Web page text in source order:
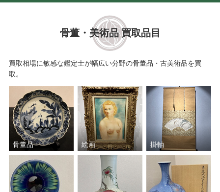
骨董・美術品 買取品目
買取相場に敏感な鑑定士が幅広い分野の骨董品・古美術品を買
取。
骨董品 絵画 掛軸